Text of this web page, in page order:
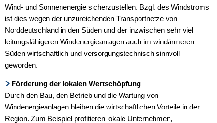
Wind- und Sonnenenergie sicherzustellen. Bzgl. des Windstroms
ist dies wegen der unzureichenden Transportnetze von
Norddeutschland in den Süden und der inzwischen sehr viel
leitungsfähigeren Windenergieanlagen auch im windärmeren
Süden wirtschaftlich und versorgungstechnisch sinnvoll
geworden.
Förderung der lokalen Wertschöpfung
Durch den Bau, den Betrieb und die Wartung von
Windenergieanlagen bleiben die wirtschaftlichen Vorteile in der
Region. Zum Beispiel profitieren lokale Unternehmen,